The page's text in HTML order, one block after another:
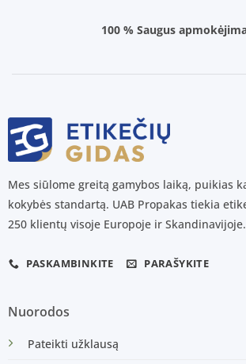
100 % Saugus
Mes siūlome greitą gamybos laiką, puikias
kokybės standartą. UAB Propakas tiekia
250 klientų visoje Europoje ir Skandinavijoje.
PASKAMBINKITE PARAŠYKITE
Nuorodos
Pateikti užklausą